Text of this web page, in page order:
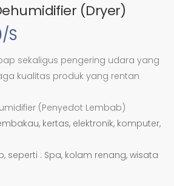
(Dryer)
S
sekaligus pengering udara yang
kualitas produk yang rentan
(Penyedot Lembab)
kertas, elektronik, komputer,
seperti : Spa, kolam renang, wisata